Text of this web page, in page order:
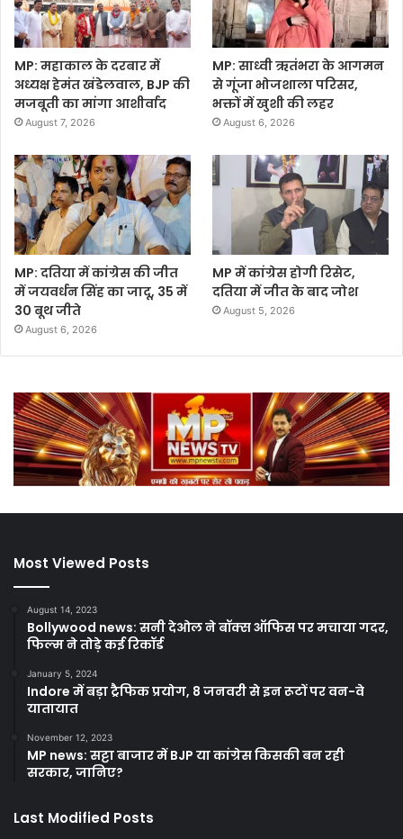
MP: महाकाल के दरबार में
अध्यक्ष हेमंत खंडेलवाल, BJP की
मजबूती का मांगा आशीर्वाद
August 7, 2026
MP: साध्वी ऋतंभरा के आगमन
से गूंजा भोजशाला परिसर,
भक्तों में खुशी की लहर
August 6, 2026
MP: दतिया में कांग्रेस की जीत
में जयवर्धन सिंह का जादू, 35 में
30 बूथ जीते
August 6, 2026
MP में कांग्रेस होगी रिसेट,
दतिया में जीत के बाद जोश
August 5, 2026
Most Viewed Posts
August 14, 2023
Bollywood news: सनी देओल ने बॉक्स ऑफिस पर मचाया गदर,
फिल्म ने तोड़े कई रिकॉर्ड
January 5, 2024
Indore में बड़ा ट्रैफिक प्रयोग, 8 जनवरी से इन रूटों पर वन-वे
यातायात
November 12, 2023
MP news: सट्टा बाजार में BJP या कांग्रेस किसकी बन रही
सरकार, जानिए?
Last Modified Posts